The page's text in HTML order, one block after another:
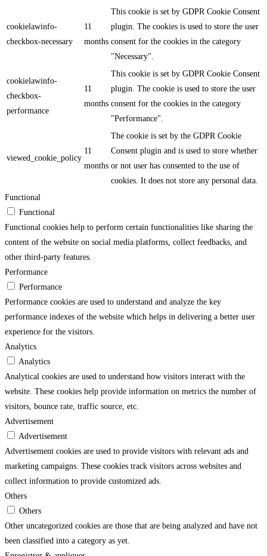
cookielawinfo-
checkbox-necessary
11
months
This cookie is set by GDPR Cookie Consent
plugin. The cookies is used to store the user
consent for the cookies in the category
"Necessary".
cookielawinfo-
checkbox-
performance
11
months
This cookie is set by GDPR Cookie Consent
plugin. The cookie is used to store the user
consent for the cookies in the category
"Performance".
viewed_cookie_policy
11
months
The cookie is set by the GDPR Cookie
Consent plugin and is used to store whether
or not user has consented to the use of
cookies. It does not store any personal data.
Functional
Functional
Functional cookies help to perform certain functionalities like sharing the
content of the website on social media platforms, collect feedbacks, and
other third-party features.
Performance
Performance
Performance cookies are used to understand and analyze the key
performance indexes of the website which helps in delivering a better user
experience for the visitors.
Analytics
Analytics
Analytical cookies are used to understand how visitors interact with the
website. These cookies help provide information on metrics the number of
visitors, bounce rate, traffic source, etc.
Advertisement
Advertisement
Advertisement cookies are used to provide visitors with relevant ads and
marketing campaigns. These cookies track visitors across websites and
collect information to provide customized ads.
Others
Others
Other uncategorized cookies are those that are being analyzed and have not
been classified into a category as yet.